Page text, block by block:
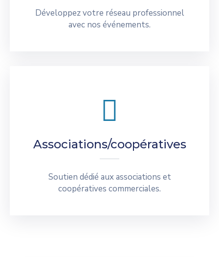
Développez votre réseau professionnel
avec nos événements.
Associations/coopératives
Soutien dédié aux associations et
coopératives commerciales.